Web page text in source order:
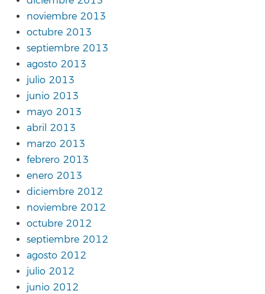
noviembre 2013
octubre 2013
septiembre 2013
agosto 2013
julio 2013
junio 2013
mayo 2013
abril 2013
marzo 2013
febrero 2013
enero 2013
diciembre 2012
noviembre 2012
octubre 2012
septiembre 2012
agosto 2012
julio 2012
junio 2012